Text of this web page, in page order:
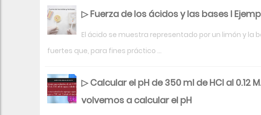
▷ Fuerza de los ácidos y las bases I
El ácido se muestra representado por un limón y la
fuertes que, para fines práctico ...
▷ Calcular el pH de 350 ml de HCl al 0.12
volvemos a calcular el pH